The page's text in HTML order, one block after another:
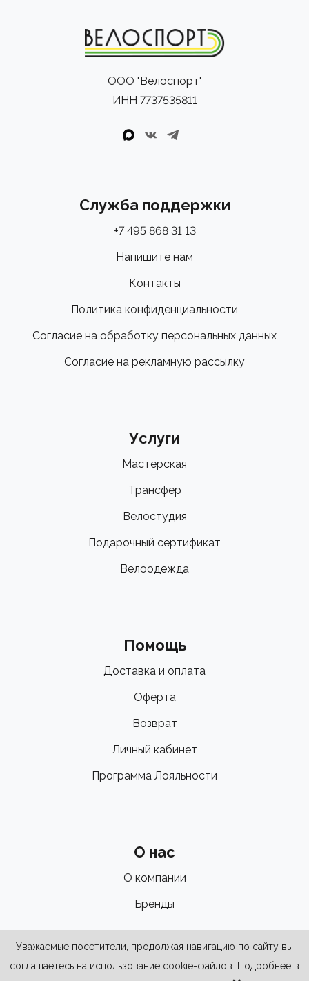
ООО "Велоспорт"
ИНН 7737535811
Служба поддержки
+7 495 868 31 13
Напишите нам
Контакты
Политика конфиденциальности
Согласие на обработку персональных данных
Согласие на рекламную рассылку
Услуги
Мастерская
Трансфер
Велостудия
Подарочный сертификат
Велоодежда
Помощь
Доставка и оплата
Оферта
Возврат
Личный кабинет
Программа Лояльности
О нас
О компании
Бренды
Уважаемые посетители, продолжая навигацию по сайту вы
соглашаетесь на использование cookie-файлов. Подробнее в